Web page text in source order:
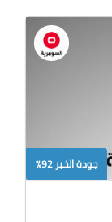
جودة الخبر 92%